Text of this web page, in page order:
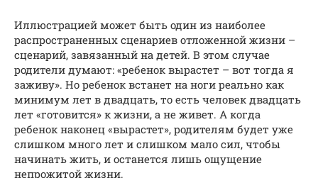
Иллюстрацией может быть один из наиболее
распространенных сценариев отложенной жизни –
сценарий, завязанный на детей. В этом случае
родители думают: «ребенок вырастет – вот тогда я
заживу». Но ребенок встанет на ноги реально как
минимум лет в двадцать, то есть человек двадцать
лет «готовится» к жизни, а не живет. А когда
ребенок наконец «вырастет», родителям будет уже
слишком много лет и слишком мало сил, чтобы
начинать жить, и останется лишь ощущение
непрожитой жизни.